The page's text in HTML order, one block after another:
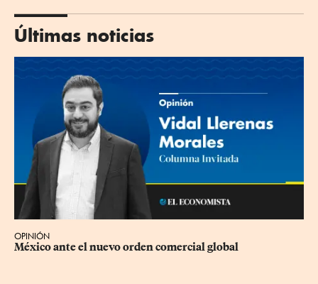
Últimas noticias
OPINIÓN
México ante el nuevo orden comercial global